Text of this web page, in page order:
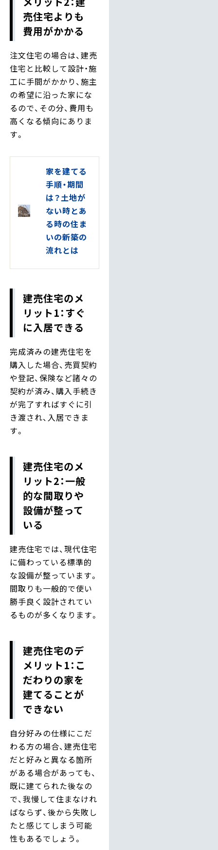
売住宅よりも
費用がかかる
注文住宅の場合は、建売
住宅と比較して設計・施
工に手間がかかり、施主
の希望に沿った家にな
るので、その分、費用も
高くなる傾向にありま
す。
家を建てる
手順・期間
は？土地が
ない時とあ
る時の住ま
いの新築の
流れとは
建売住宅のメ
リット1：すぐ
に入居できる
完成済みの建売住宅を
購入した場合、売買契約
や登記、保険など諸々の
契約が済み、購入手続き
が完了すればすぐに引
き渡され、入居できま
す。
建売住宅のメ
リット2：一般
的な間取りや
設備が整って
いる
建売住宅では、現代住宅
に備わっている標準的
な設備が整っています。
間取りも一般的で使い
勝手良く設計されてい
るものが多くなります。
建売住宅のデ
メリット1：こ
だわりの家を
建てることが
できない
自分好みの仕様にこだ
わる方の場合、建売住宅
だと好みと異なる箇所
がある場合があっても、
既に建てられた後なの
で、我慢して住まなけれ
ばならず、後から失敗し
たと感じてしまう可能
性もあるでしょう。